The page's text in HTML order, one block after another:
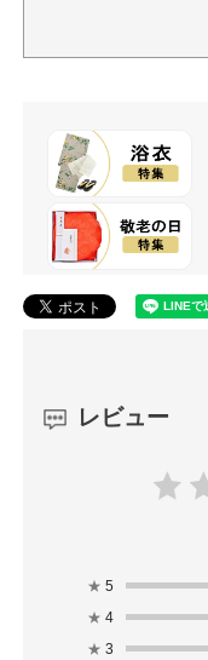
レビュー
★ 5
★ 4
★ 3